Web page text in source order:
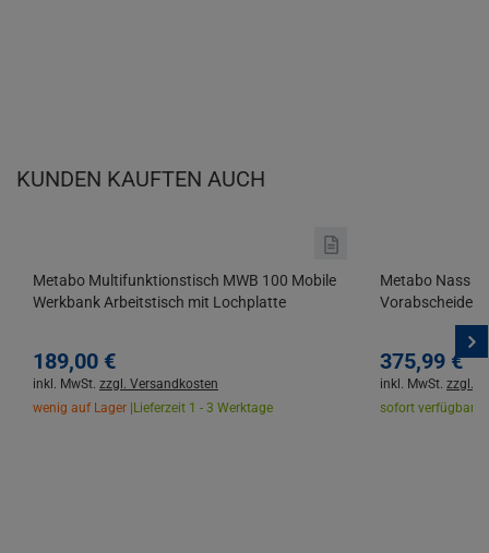
KUNDEN KAUFTEN AUCH
Metabo Multifunktionstisch MWB 100 Mobile
Werkbank Arbeitstisch mit Lochplatte
189,00 €
inkl. MwSt. zzgl. Versandkosten
wenig auf Lager | Lieferzeit 1 - 3 Werktage
Metabo Nass
Vorabscheider
375,99 €
inkl. MwSt. zzgl.
sofort verfügbar |